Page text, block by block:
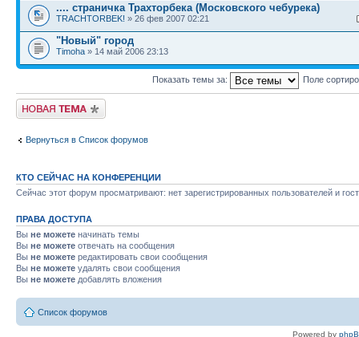
.... страничка Трахторбека (Московского чебурека)
TRACHTORBEK! » 26 фев 2007 02:21
"Новый" город
Timoha » 14 май 2006 23:13
Показать темы за: Поле
Новая тема
Вернуться в Список форумов
КТО СЕЙЧАС НА КОНФЕРЕНЦИИ
Сейчас этот форум просматривают: нет зарегистрированных пользователей и
ПРАВА ДОСТУПА
Вы не можете начинать темы
Вы не можете отвечать на сообщения
Вы не можете редактировать свои сообщения
Вы не можете удалять свои сообщения
Вы не можете добавлять вложения
Список форумов
Powered by